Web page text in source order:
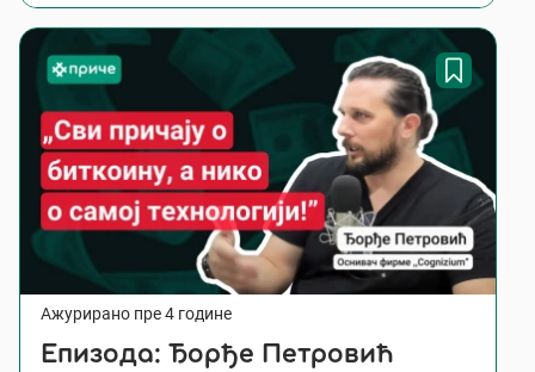
Ажурирано пре 4 године
Епизода: Ђорђе Петровић